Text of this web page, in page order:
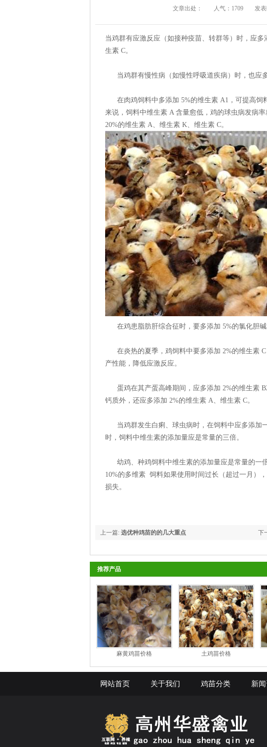
文章出处： 人气：1709 发表
当鸡群有应激反应（如接种疫苗、转群等）时，应
生素 C。
当鸡群有慢性病（如慢性呼吸道疾病）时，也应多
在肉鸡饲料中多添加 5%的维生素 A1，可提高饲
来说，饲料中维生素 A 含量愈低，鸡的球虫病发病
20%的维生素 A、维生素 K、维生素 C。
在鸡患脂肪肝综合征时，要多添加 5%的氯化胆碱
在炎热的夏季，鸡饲料中要多添加 2%的维生素 C
产性能，降低应激反应。
蛋鸡在其产蛋高峰期间，应多添加 2%的维生素
钙质外，还应多添加 2%的维生素 A、维生素 C。
当鸡群发生白痢、球虫病时，在饲料中应多添加
时，饲料中维生素的添加量应是常量的三倍。
幼鸡、种鸡饲料中维生素的添加量应是常量的一
10%的多维素 饲料如果使用时间过长（超过一月）
损失。
下
上一篇: 选优种鸡苗的的几大重点
推荐产品
麻黄鸡苗价格 土鸡苗价格
网站首页 关于我们 鸡苗分类 新